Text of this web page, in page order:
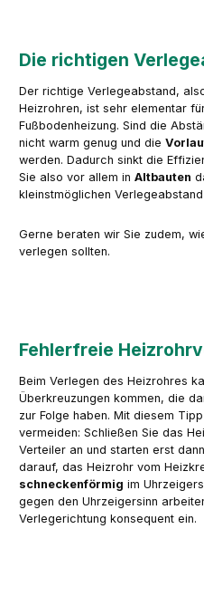
Die richtigen
Der richtige Verlegeabstand,
Heizrohren, ist sehr elementar
Fußbodenheizung. Sind die
nicht warm genug und die
werden. Dadurch sinkt die
Sie also vor allem in Altbauten
kleinstmöglichen
Gerne beraten wir Sie zudem,
verlegen sollten.
Fehlerfreie
Beim Verlegen des Heizrohres
Überkreuzungen kommen, die
zur Folge haben. Mit diesem
vermeiden: Schließen Sie das
Verteiler an und starten erst
darauf, das Heizrohr vom
schneckenförmig im
gegen den Uhrzeigersinn
Verlegerichtung konsequent ein.